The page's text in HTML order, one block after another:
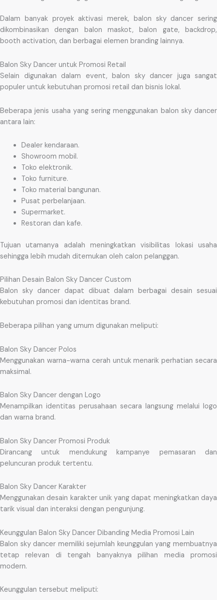
Dalam banyak proyek aktivasi merek, balon sky dancer sering
dikombinasikan dengan balon maskot, balon gate, backdrop,
booth activation, dan berbagai elemen branding lainnya.
Balon Sky Dancer untuk Promosi Retail
Selain digunakan dalam event, balon sky dancer juga sangat
populer untuk kebutuhan promosi retail dan bisnis lokal.
Beberapa jenis usaha yang sering menggunakan balon sky dancer
antara lain:
Dealer kendaraan.
Showroom mobil.
Toko elektronik.
Toko furniture.
Toko material bangunan.
Pusat perbelanjaan.
Supermarket.
Restoran dan kafe.
Tujuan utamanya adalah meningkatkan visibilitas lokasi usaha
sehingga lebih mudah ditemukan oleh calon pelanggan.
Pilihan Desain Balon Sky Dancer Custom
Balon sky dancer dapat dibuat dalam berbagai desain sesuai
kebutuhan promosi dan identitas brand.
Beberapa pilihan yang umum digunakan meliputi:
Balon Sky Dancer Polos
Menggunakan warna-warna cerah untuk menarik perhatian secara
maksimal.
Balon Sky Dancer dengan Logo
Menampilkan identitas perusahaan secara langsung melalui logo
dan warna brand.
Balon Sky Dancer Promosi Produk
Dirancang untuk mendukung kampanye pemasaran dan
peluncuran produk tertentu.
Balon Sky Dancer Karakter
Menggunakan desain karakter unik yang dapat meningkatkan daya
tarik visual dan interaksi dengan pengunjung.
Keunggulan Balon Sky Dancer Dibanding Media Promosi Lain
Balon sky dancer memiliki sejumlah keunggulan yang membuatnya
tetap relevan di tengah banyaknya pilihan media promosi
modern.
Keunggulan tersebut meliputi: